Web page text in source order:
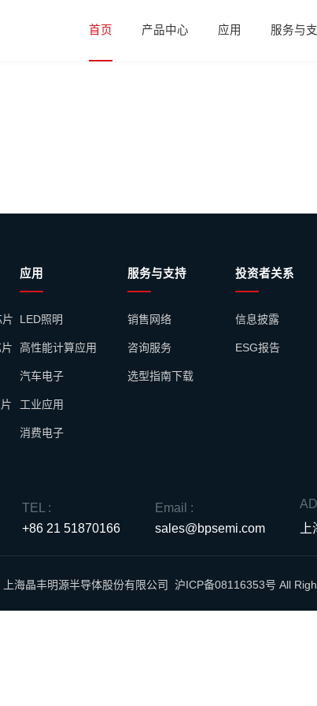
首页 产品中心 应用 服务与
应用
LED照明
高性能计算应用
汽车电子
工业应用
消费电子
服务与支持
销售网络
咨询服务
选型指南下载
投资者关系
信息披露
ESG报告
TEL :
+86 21 51870166
Email :
sales@bpsemi.com
海晶丰明源半导体股份有限公司 沪ICP备08116353号 All